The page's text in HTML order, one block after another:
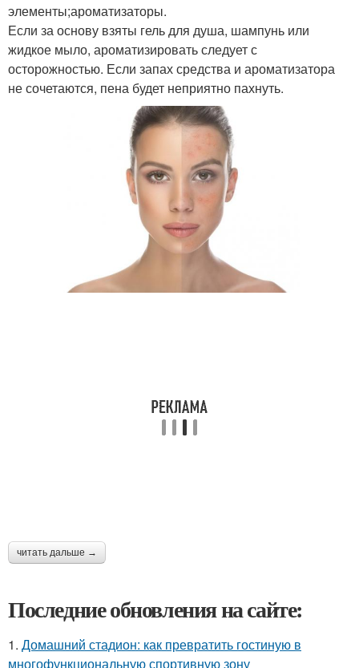
элементы;ароматизаторы.
Если за основу взяты гель для душа, шампунь или
жидкое мыло, ароматизировать следует с
осторожностью. Если запах средства и ароматизатора
не сочетаются, пена будет неприятно пахнуть.
читать дальше →
Последние обновления на сайте:
1. Домашний стадион: как превратить гостиную в
многофункциональную спортивную зону